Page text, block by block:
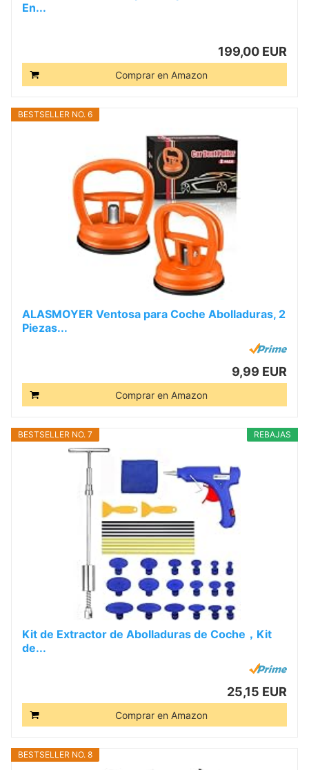
En...
199,00 EUR
Comprar en Amazon
BESTSELLER NO. 6
ALASMOYER Ventosa para Coche Abolladuras, 2
Piezas...
9,99 EUR
Comprar en Amazon
REBAJAS
BESTSELLER NO. 7
Kit de Extractor de Abolladuras de Coche，Kit
de...
25,15 EUR
Comprar en Amazon
BESTSELLER NO. 8